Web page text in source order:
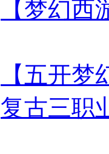
【梦幻
【五开
复古三职